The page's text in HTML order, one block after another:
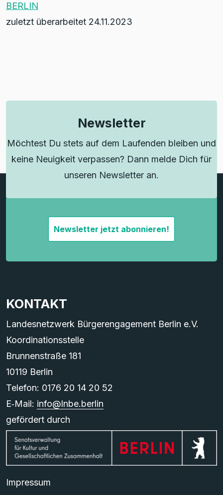
BERLIN
zuletzt überarbeitet 24.11.2023
Newsletter
Möchtest Du stets auf dem Laufenden bleiben und
keine Neuigkeit verpassen? Dann melde Dich für
unseren Newsletter an.
Newsletter jetzt abonnieren!
KONTAKT
Landesnetzwerk Bürgerengagement Berlin e.V.
Koordinationsstelle
Brunnenstraße 181
10119 Berlin
Telefon: 0176 20 14 20 52
E‑Mail: info@lnbe.berlin
gefördert durch
Impressum